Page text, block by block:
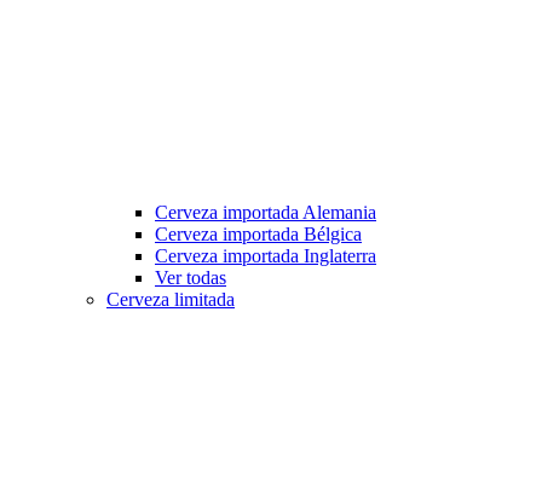
Cerveza importada Alemania
Cerveza importada Bélgica
Cerveza importada Inglaterra
Ver todas
Cerveza limitada